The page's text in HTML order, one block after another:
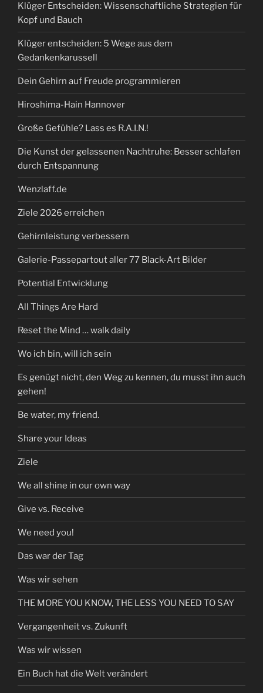
Klüger Entscheiden: Wissenschaftliche Strategien für
Kopf und Bauch
Klüger entscheiden: 5 Wege aus dem
Gedankenkarussell
Dein Gehirn auf Freude programmieren
Hiroshima-Hain Hannover
Große Gefühle? Lass es R.A.I.N.!
Die Kunst der gelassenen Nachtruhe: Besser schlafen
durch Entspannung
Wenzlaff.de
Ziele 2026 erreichen
Gehirnleistung verbessern
Galerie-Passepartout aller 77 Black-Art Bilder
Potential Entwicklung
All Things Are Hard
Reset the Mind … walk daily
Wo ich bin, will ich sein
Es genügt nicht, den Weg zu kennen, du musst ihn auch
gehen!
Be water, my friend.
Share your Ideas
Ziele
We all shine in our own way
Give vs. Receive
We need you!
Das war der Tag
Was wir sehen
THE MORE YOU KNOW, THE LESS YOU NEED TO SAY
Vergangenheit vs. Zukunft
Was wir wissen
Ein Buch hat die Welt verändert